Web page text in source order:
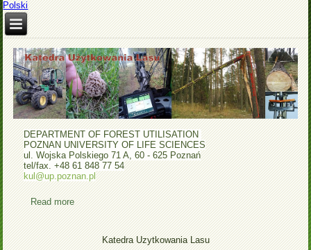
Polski
DEPARTMENT OF FOREST UTILISATION
POZNAN UNIVERSITY OF LIFE SCIENCES
ul. Wojska Polskiego 71 A, 60 - 625 Poznań
tel/fax. +48 61 848 77 54
kul@up.poznan.pl
Read moreabout Home
Katedra Uzytkowania Lasu